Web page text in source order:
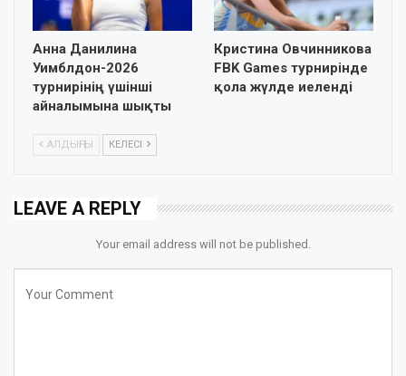
Анна Данилина
Уимблдон-2026
турнирінің үшінші
айналымына шықты
Кристина Овчинникова
FBK Games турнирінде
қола жүлде иеленді
АЛДЫҢҒЫ КЕЛЕСІ
LEAVE A REPLY
Your email address will not be published.